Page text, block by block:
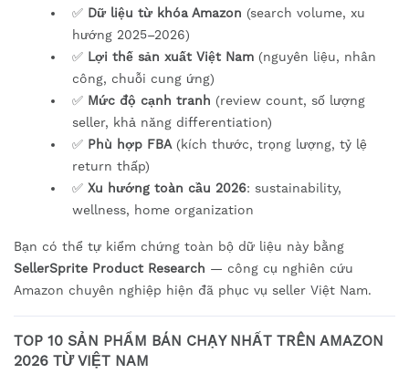
✅ Dữ liệu từ khóa Amazon (search volume, xu
hướng 2025–2026)
✅ Lợi thế sản xuất Việt Nam (nguyên liệu, nhân
công, chuỗi cung ứng)
✅ Mức độ cạnh tranh (review count, số lượng
seller, khả năng differentiation)
✅ Phù hợp FBA(kích thước, trọng lượng, tỷ lệ
return thấp)
✅ Xu hướng toàn cầu 2026: sustainability,
wellness, home organization
Bạn có thể tự kiểm chứng toàn bộ dữ liệu này bằng
SellerSprite Product Research — công cụ nghiên cứu
Amazon chuyên nghiệp hiện đã phục vụ seller Việt Nam.
TOP 10 SẢN PHẨM BÁN CHẠY NHẤT TRÊN AMAZON
2026 TỪ VIỆT NAM